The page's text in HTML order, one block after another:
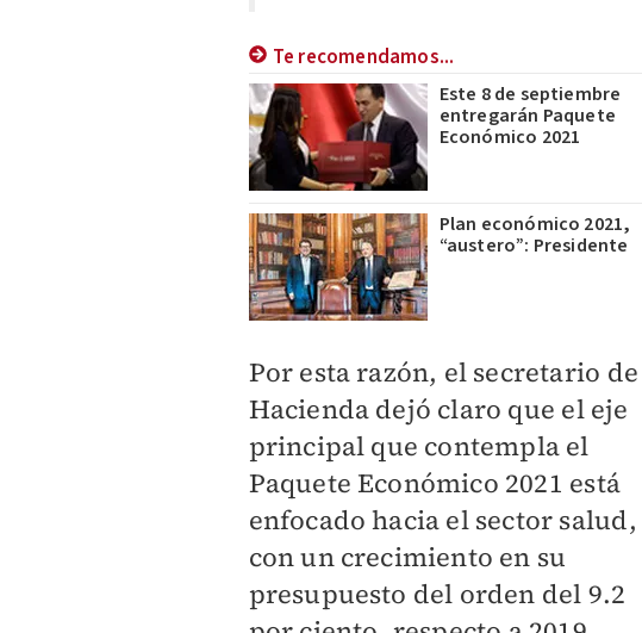
Te recomendamos...
Este 8 de septiembre
entregarán Paquete
Económico 2021
Plan económico 2021,
“austero”: Presidente
Por esta razón, el secretario de
Hacienda dejó claro que el eje
principal que contempla el
Paquete Económico 2021 está
enfocado hacia el sector salud,
con un crecimiento en su
presupuesto del orden del 9.2